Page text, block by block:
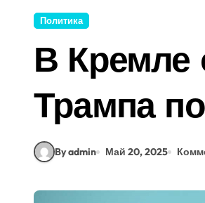
Политика
В Кремле
Трампа
By admin Май 20, 2025